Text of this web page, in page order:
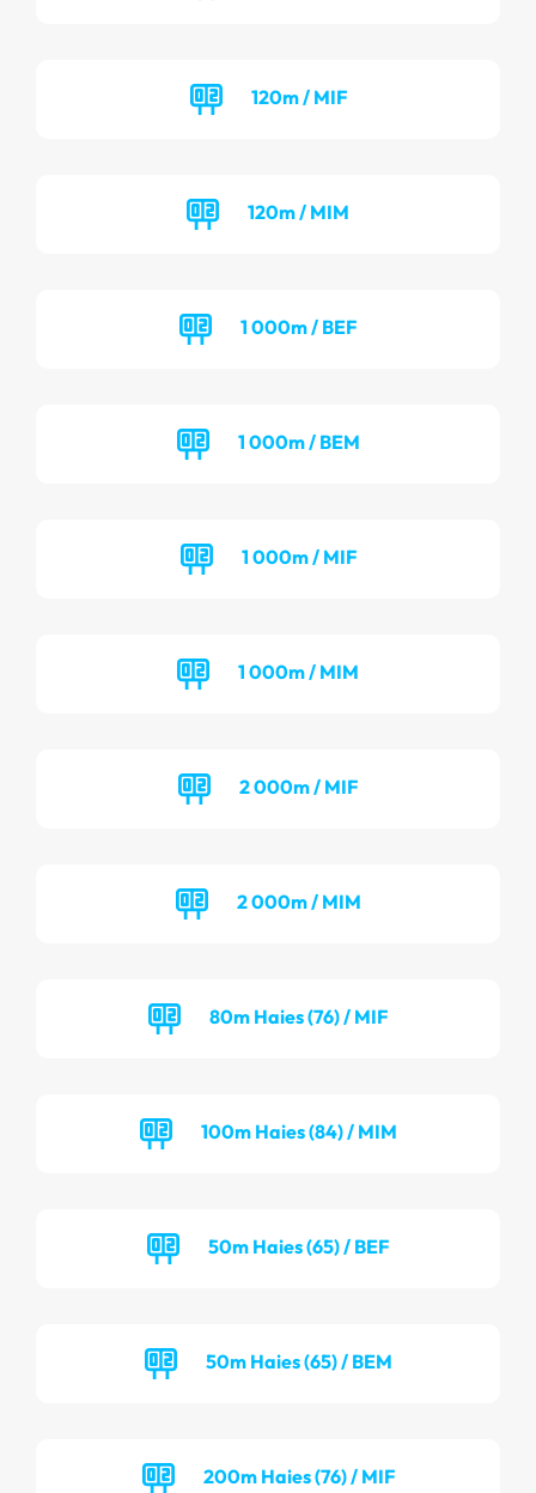
120m / MIF
120m / MIM
1 000m / BEF
1 000m / BEM
1 000m / MIF
1 000m / MIM
2 000m / MIF
2 000m / MIM
80m Haies (76) / MIF
100m Haies (84) / MIM
50m Haies (65) / BEF
50m Haies (65) / BEM
200m Haies (76) / MIF